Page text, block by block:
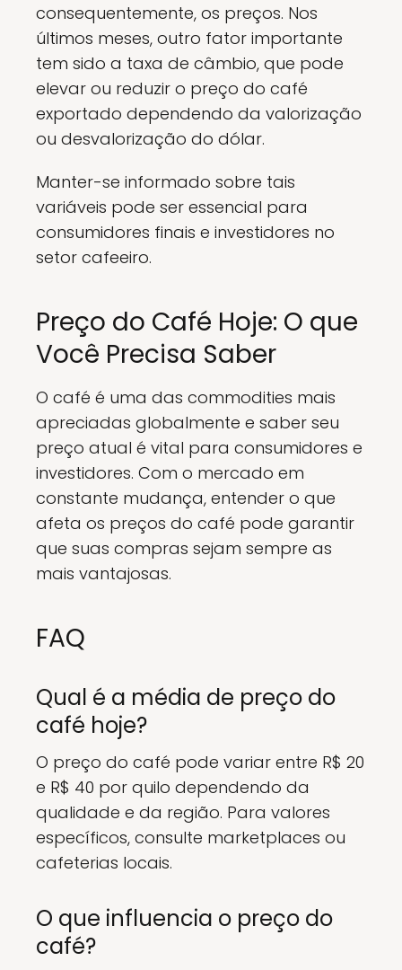
consequentemente, os preços. Nos
últimos meses, outro fator importante
tem sido a taxa de câmbio, que pode
elevar ou reduzir o preço do café
exportado dependendo da valorização
ou desvalorização do dólar.
Manter-se informado sobre tais
variáveis pode ser essencial para
consumidores finais e investidores no
setor cafeeiro.
Preço do Café Hoje: O que
Você Precisa Saber
O café é uma das commodities mais
apreciadas globalmente e saber seu
preço atual é vital para consumidores e
investidores. Com o mercado em
constante mudança, entender o que
afeta os preços do café pode garantir
que suas compras sejam sempre as
mais vantajosas.
FAQ
Qual é a média de preço do
café hoje?
O preço do café pode variar entre R$ 20
e R$ 40 por quilo dependendo da
qualidade e da região. Para valores
específicos, consulte marketplaces ou
cafeterias locais.
O que influencia o preço do
café?